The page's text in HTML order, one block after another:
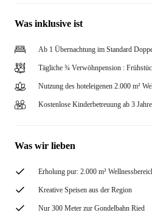
Was inklusive ist
Ab 1 Übernachtung im Standard
Tägliche ¾ Verwöhnpension :
Nutzung des hoteleigenen 2.000 m²
Kostenlose Kinderbetreuung ab 3
Was wir lieben
Erholung pur: 2.000 m²
Kreative Speisen aus der Region
Nur 300 Meter zur Gondelbahn Ried